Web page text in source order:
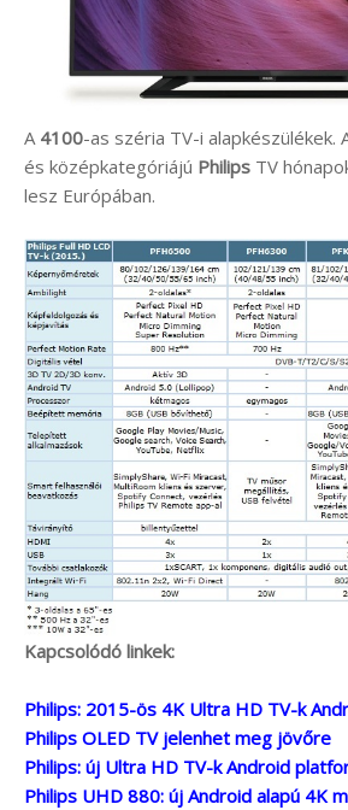
A 4100-as széria TV-i alapkészülékek.
és középkategóriájú Philips TV
lesz Európában.
Kapcsolódó linkek:
Philips: 2015-ös 4K Ultra HD TV-k
Philips OLED TV jelenhet meg jövőre
Philips: új Ultra HD TV-k Android
Philips UHD 880: új Android alapú 4K